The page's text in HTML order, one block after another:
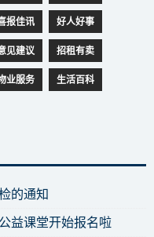
报佳讯 好人好事
见建议 招租有卖
业服务 生活百科
的通知
益课堂开始报名啦